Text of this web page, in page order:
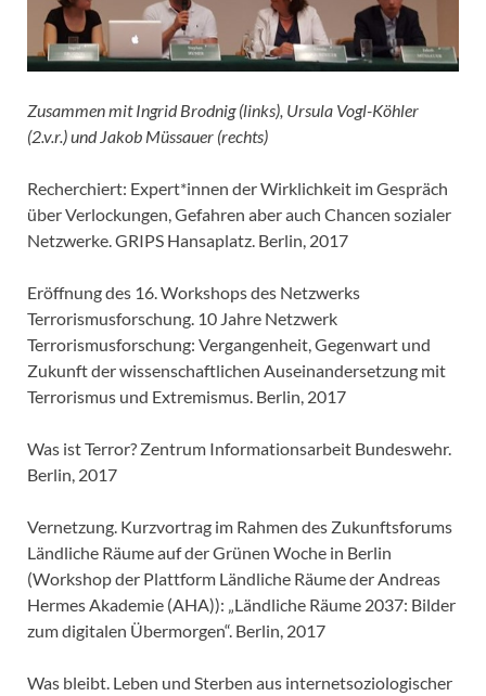
Zusammen mit Ingrid Brodnig (links), Ursula Vogl-Köhler
(2.v.r.) und Jakob Müssauer (rechts)
Recherchiert: Expert*innen der Wirklichkeit im Gespräch
über Verlockungen, Gefahren aber auch Chancen sozialer
Netzwerke. GRIPS Hansaplatz. Berlin, 2017
Eröffnung des 16. Workshops des Netzwerks
Terrorismusforschung. 10 Jahre Netzwerk
Terrorismusforschung: Vergangenheit, Gegenwart und
Zukunft der wissenschaftlichen Auseinandersetzung mit
Terrorismus und Extremismus. Berlin, 2017
Was ist Terror? Zentrum Informationsarbeit Bundeswehr.
Berlin, 2017
Vernetzung. Kurzvortrag im Rahmen des Zukunftsforums
Ländliche Räume auf der Grünen Woche in Berlin
(Workshop der Plattform Ländliche Räume der Andreas
Hermes Akademie (AHA)): „Ländliche Räume 2037: Bilder
zum digitalen Übermorgen“. Berlin, 2017
Was bleibt. Leben und Sterben aus internetsoziologischer